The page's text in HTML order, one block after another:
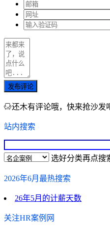
发布评论
还木有评论哦，快来抢沙发
站内搜索
选好分类再点搜
2026年6月最热搜索
26年5月的计薪天数
关注HR案例网